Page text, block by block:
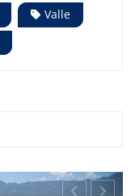
Valle